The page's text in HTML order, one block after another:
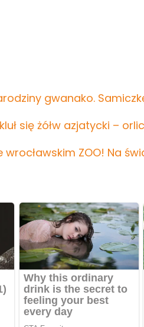
gwanako.
się żółw azjatycki –
ZOO! Na